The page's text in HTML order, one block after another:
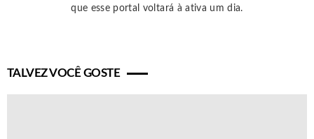
que esse portal voltará à ativa um dia.
TALVEZ VOCÊ GOSTE